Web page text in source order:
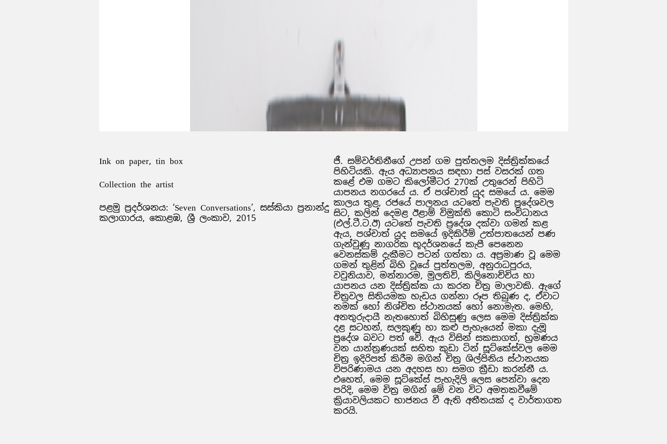
Ink on paper, tin box
Collection the artist
පළමු ප්‍රදර්ශනය: ‘Seven Conversations’, සස්කියා ප්‍රනාන්දු
කලාගාරය, කොළඹ, ශ්‍රී ලංකාව, 2015
ජී. සම්වර්තිනීගේ උපන් ගම පුත්තලම දිස්ත්‍රික්කයේ
පිහිටියකි. ඇය අධ්‍යාපනය සඳහා පස් වසරක් ගත
කළේ එම ගමට කිලෝමීටර 270ක් උතුරෙන් පිහිටි
යාපනය නගරයේ ය. ඒ පශ්චාත් යුද සමයේ ය. මෙම
කාලය තුළ, රජයේ පාලනය යටතේ පැවති ප්‍රදේශවල
සිට, කලින් දෙමළ ඊළාම් විමුක්ති කොටි සංවිධානය
(එල්.ටී.ට.ඊ) යටතේ පැවති ප්‍රදේශ දක්වා ගමන් කළ
ඇය, පශ්චාත් යුද සමයේ ඉදිකිරීම් උත්පාතයෙන් පණ
ගැන්වුණු නාගරික භූදර්ශනයේ කැපී පෙනෙන
වෙනස්කම් දැකීමට පටන් ගත්තා ය. අප්‍රමාණ වූ මෙම
ගමන් තුළින් බිහි වූයේ පුත්තලම, අනුරාධපුරය,
වවුනියාව, මන්නාරම, මුලතිව්, කිලිනොච්චිය හා
යාපනය යන දිස්ත්‍රික්ක යා කරන චිත්‍ර මාලාවකි. ඇගේ
චිත්‍රවල සිතියමක හැඩය ගන්නා රූප තිබුණ ද, ඒවාට
නමක් හෝ නිශ්චිත ස්ථානයක් හෝ නොමැත. මෙහි,
අනතුරුදායී නැතහොත් බිහිසුණු ලෙස මෙම දිස්ත්‍රික්ක
දළ සටහන්, සලකුණු හා කළු පැහැයෙන් මකා දැමූ
ප්‍රදේශ බවට පත් වේ. ඇය විසින් සකසාගත්, භ්‍රමණය
වන යාන්ත්‍රණයක් සහිත කුඩා ටින් සූට්කේස්වල මෙම
චිත්‍ර ඉදිරිපත් කිරීම මගින් චිත්‍ර ශිල්පිනිය ස්ථානයක
විපරිණාමය යන අදහස හා සමග ක්‍රීඩා කරන්නී ය.
එහෙත්, මෙම සූට්කේස් පැහැදිලි ලෙස පෙන්වා දෙන
පරිදි, මෙම චිත්‍ර මගින් මේ වන විට අමතකවීමේ
ක්‍රියාවලියකට භාජනය වී ඇති අතීතයක් ද වාර්තාගත
කරයි.